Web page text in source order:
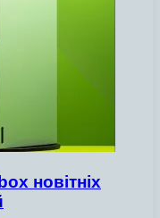
новітніх